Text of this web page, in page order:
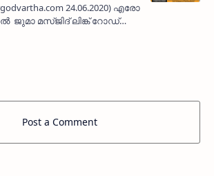
24.06.2020) എരോല്‍
ജുമാ മസ്ജിദ് ലിങ്ക് റോഡ്
ഉദ്ഘാടനം ചെയ്തു. ഗ്രാമ
Post a Comment